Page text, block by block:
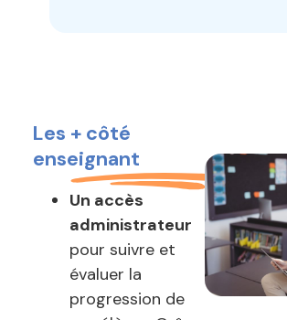
Les + côté
enseignant
Un accès
administrateur
pour suivre et
évaluer la
progression de